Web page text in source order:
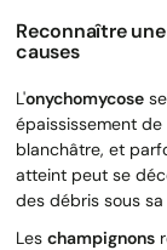
Reconnaître
causes
L'onychomycose
épaississement
blanchâtre, et
atteint peut se
des débris sous
Les champignons